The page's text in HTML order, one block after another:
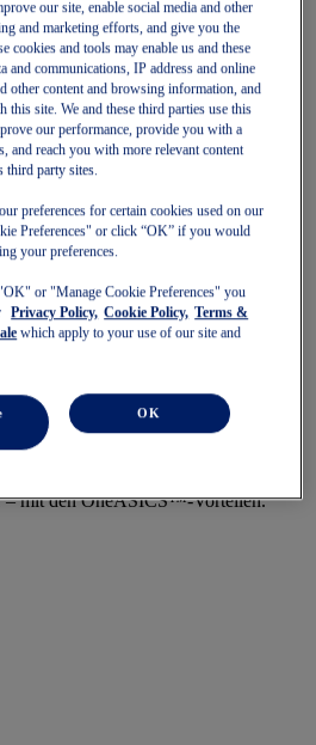
kostenlose Rücksendungen,
– mit den OneASICS™-Vorteilen.
our site, enable social media and other
and marketing efforts, and give you the
cookies and tools may enable us and these
and communications, IP address and online
other content and browsing information, and
this site. We and these third parties use this
our performance, provide you with a
and reach you with more relevant content
third party sites.
preferences for certain cookies used on our
Preferences" or click “OK” if you would
your preferences.
or "Manage Cookie Preferences" you
Privacy Policy, Cookie Policy, Terms &
which apply to your use of our site and
OK